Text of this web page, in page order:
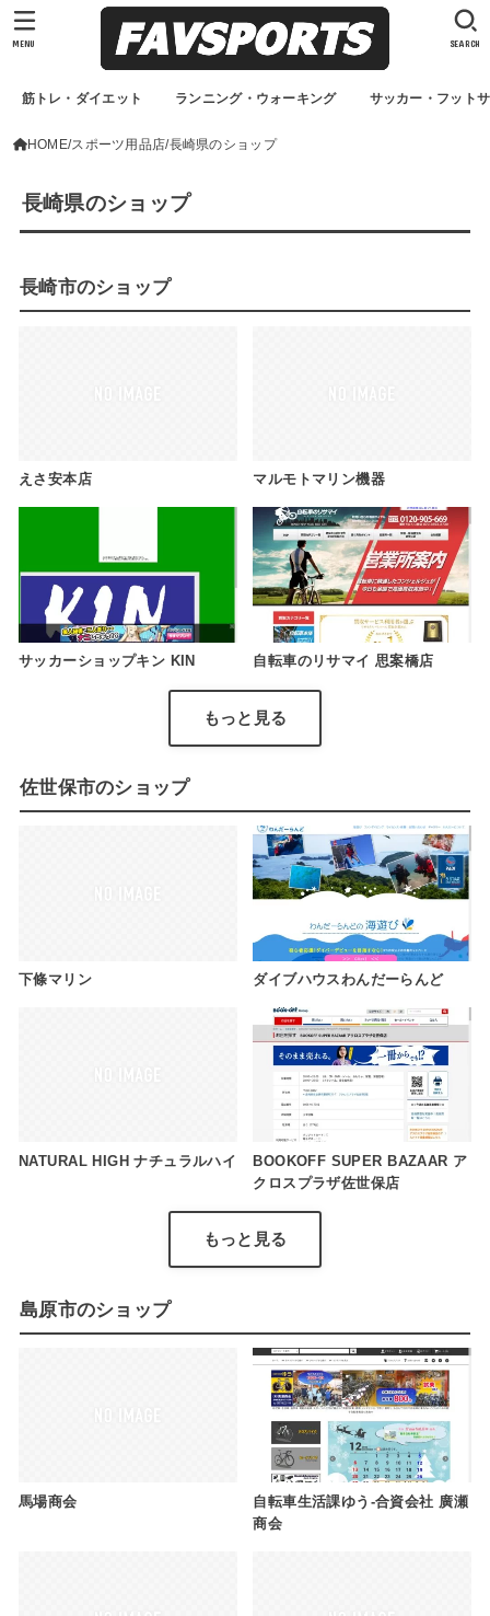
筋トレ・ダイエット ランニング・ウォーキング サッカー・フット
SEARCH
MENU
HOME スポーツ用品店 長崎県のショップ
長崎県のショップ
長崎市のショップ
えさ安本店 マルモトマリン機器
サッカーショップキン KIN 自転車のリサマイ 思案橋店
もっと見る
佐世保市のショップ
下條マリン ダイブハウスわんだーらんど
NATURAL HIGH ナチュラルハイ
BOOKOFF SUPER BAZAAR ア
クロスプラザ佐世保店
もっと見る
島原市のショップ
馬場商会
自転車生活課ゆう-合資会社 廣瀬
商会